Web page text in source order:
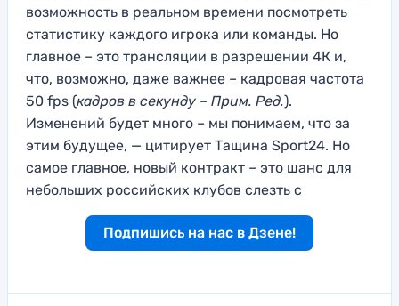
возможность в реальном времени посмотреть
статистику каждого игрока или команды. Но
главное – это трансляции в разрешении 4К и,
что, возможно, даже важнее – кадровая частота
50 fps (кадров в секунду – Прим. Ред.).
Изменений будет много – мы понимаем, что за
этим будущее, — цитирует Тащина Sport24. Но
самое главное, новый контракт – это шанс для
небольших российских клубов слезть с
Подпишись на нас в Дзене!